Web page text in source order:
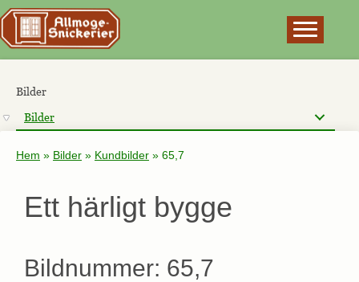
Bilder
Bilder
Hem » Bilder » Kundbilder » 65,7
Ett härligt bygge
Bildnummer: 65,7